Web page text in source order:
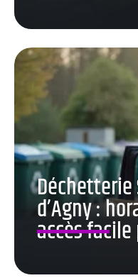
d’Agny :
accès